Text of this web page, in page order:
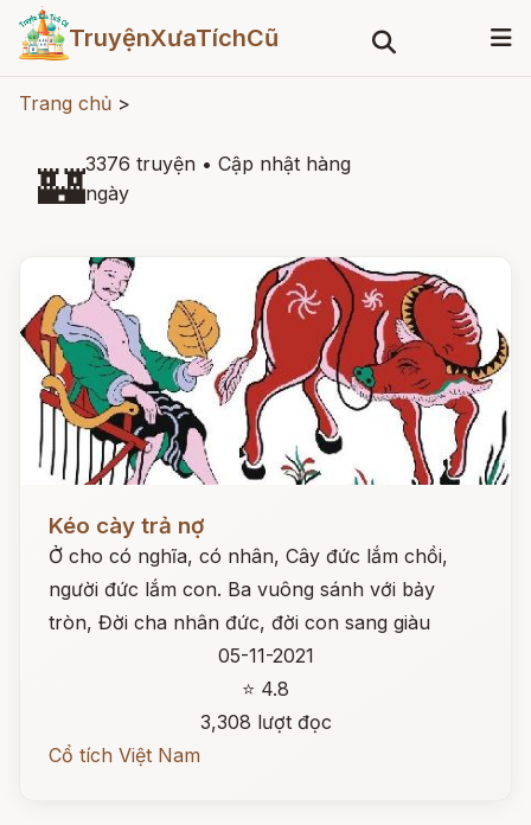
TruyệnXưaTíchCũ
Trang chủ >
🏰3376 truyện • Cập nhật hàng
ngày
Kéo cày trả nợ
Ở cho có nghĩa, có nhân, Cây đức lắm chồi,
người đức lắm con. Ba vuông sánh với bảy
tròn, Đời cha nhân đức, đời con sang giàu
05-11-2021
⭐ 4.8
3,308 lượt đọc
Cổ tích Việt Nam